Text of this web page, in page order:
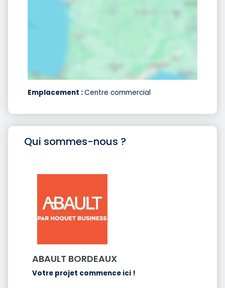
Emplacement :Centre commercial
Qui sommes-nous ?
ABAULT BORDEAUX
Votre projet commence ici !